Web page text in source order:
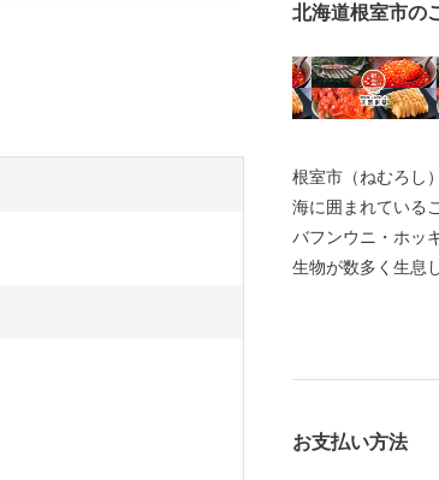
北海道根室市の
根室市（ねむろし
海に囲まれている
バフンウニ・ホッ
生物が数多く生息
る約330種の野鳥
を相手にする北海
お支払い方法